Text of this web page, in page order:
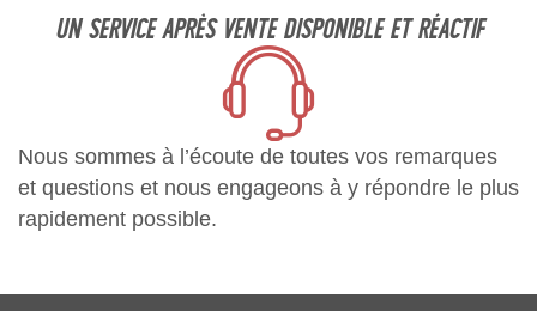
UN SERVICE APRÈS VENTE DISPONIBLE ET RÉACTIF
Nous sommes à l’écoute de toutes vos remarques
et questions et nous engageons à y répondre le plus
rapidement possible.